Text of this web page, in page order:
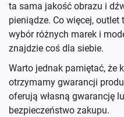
ta sama jakość obrazu i
pieniądze. Co więcej,
wybór różnych marek i
znajdzie coś dla siebie.
Warto jednak pamiętać, że
otrzymamy gwarancji
oferują własną gwarancję
bezpieczeństwo zakupu.